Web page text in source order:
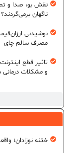
نقش بو، صدا و
ناگهان برمی‌گردند؟
نوشیدنی
مصرف سالم چای
تاثیر قطع
و مشکلات درمانی
ختنه نوزادان؛